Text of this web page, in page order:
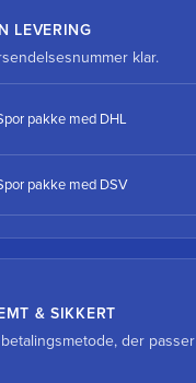
LEVERING
klar.
pakke med DHL
pakke med DSV
& SIKKERT
der